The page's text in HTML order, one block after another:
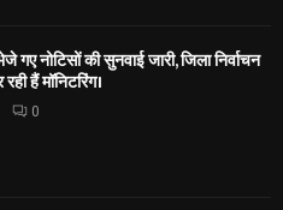
नोटिसों की सुनवाई जारी, जिला निर्वाचन
हैं मॉनिटरिंग।
0